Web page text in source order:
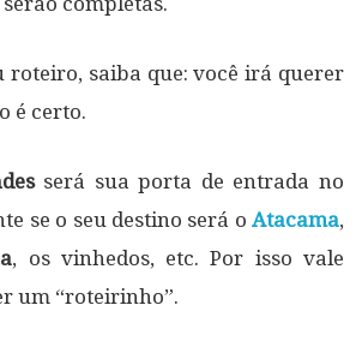
roteiro, saiba que: você irá querer
é certo.
será sua porta de entrada no
se o seu destino será o Atacama,
, os vinhedos, etc. Por isso vale
um “roteirinho”.